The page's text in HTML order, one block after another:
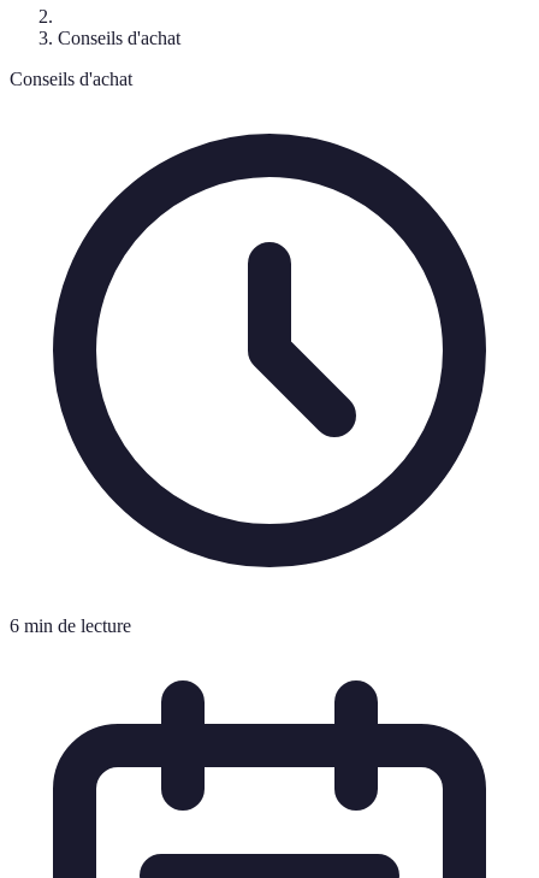
Conseils d'achat
Conseils d'achat
6 min de lecture